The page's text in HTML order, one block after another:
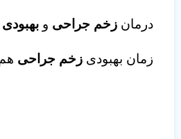
درمان زخم‌ جراحی و بهبودی
زمان بهبودی زخم جراحی